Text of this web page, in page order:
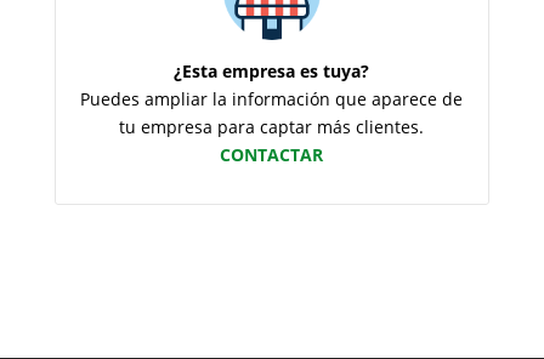
¿Esta empresa es tuya?
Puedes ampliar la información que aparece de
tu empresa para captar más clientes.
CONTACTAR